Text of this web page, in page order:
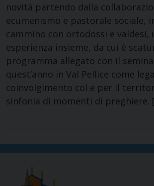
novità partendo dalla
ecumenismo e pastorale sociale,
cammino con ortodossi e valdesi,
esperienza insieme, da cui è
programma allegato con il
quest’anno in Val Pellice come
coinvolgimento col e per il
sinfonia di momenti di preghiere.